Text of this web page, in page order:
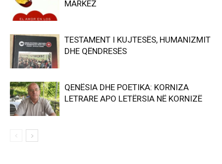
MARKEZ
TESTAMENT I KUJTESËS, HUMANIZMIT
DHE QËNDRESËS
QENËSIA DHE POETIKA: KORNIZA
LETRARE APO LETËRSIA NË KORNIZË